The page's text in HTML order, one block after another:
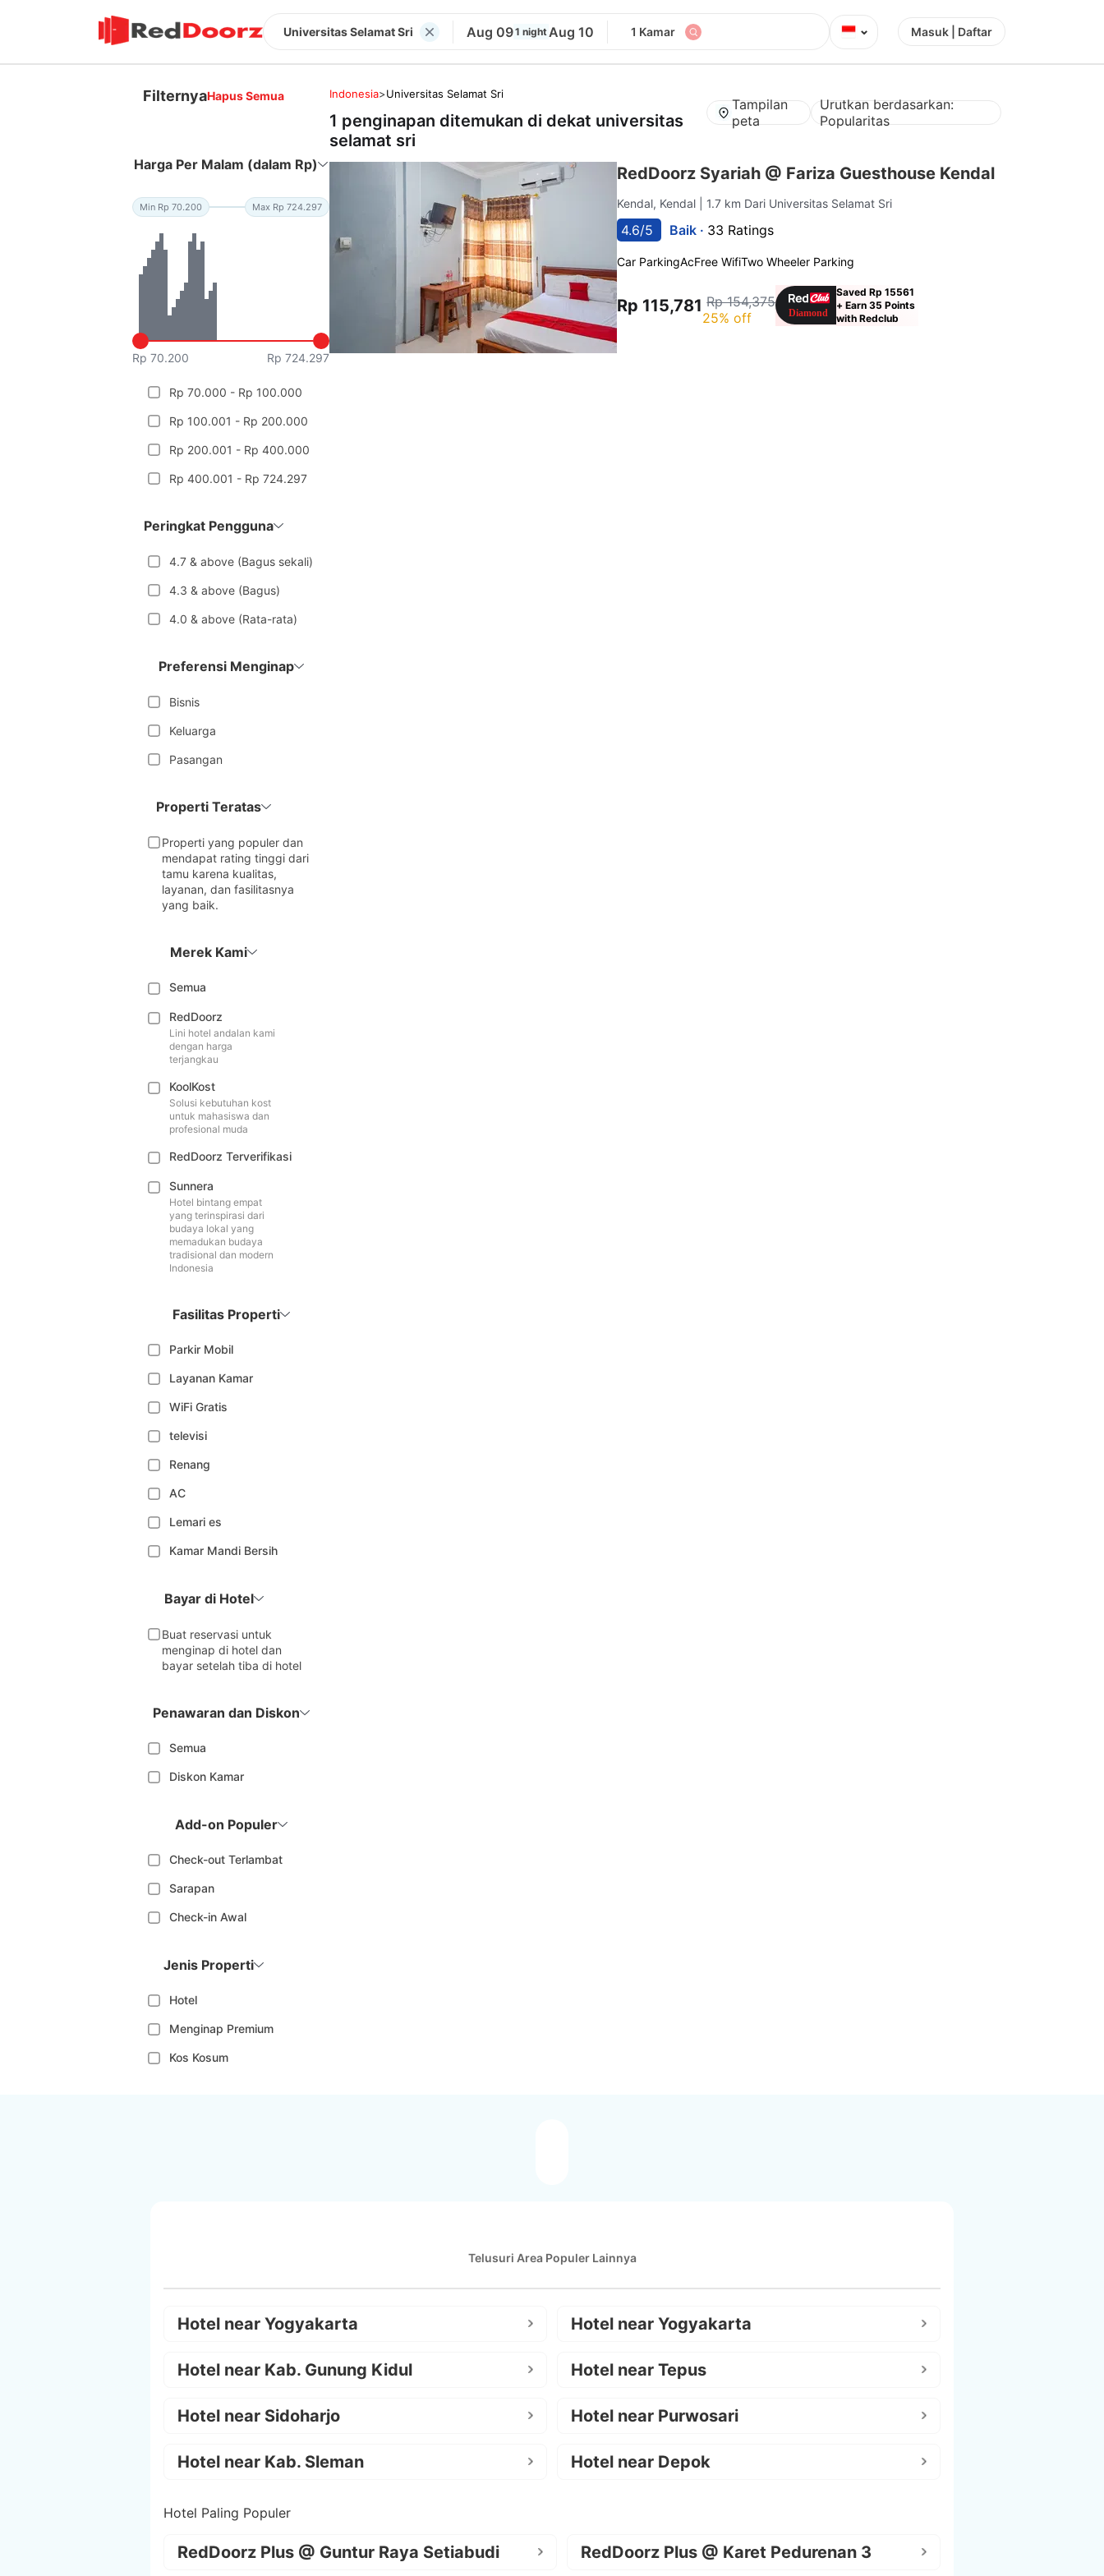
Universitas Selamat Sri Aug 091 night Aug 10 1 Kamar ⌄ Masuk | Daftar
FilternyaHapus Semua
Harga Per Malam (dalam Rp)
Min Rp 70.200 Max Rp 724.297
Rp 70.200 Rp 724.297
Rp 70.000 - Rp 100.000
Rp 100.001 - Rp 200.000
Rp 200.001 - Rp 400.000
Rp 400.001 - Rp 724.297
Peringkat Pengguna
4.7 & above (Bagus sekali)
4.3 & above (Bagus)
4.0 & above (Rata-rata)
Preferensi Menginap
Bisnis
Keluarga
Pasangan
Properti Teratas
Properti yang populer dan
mendapat rating tinggi dari
tamu karena kualitas,
layanan, dan fasilitasnya
yang baik.
Merek Kami
Semua
RedDoorz
Lini hotel andalan kami
dengan harga
terjangkau
KoolKost
Solusi kebutuhan kost
untuk mahasiswa dan
profesional muda
RedDoorz Terverifikasi
Sunnera
Hotel bintang empat
yang terinspirasi dari
budaya lokal yang
memadukan budaya
tradisional dan modern
Indonesia
Fasilitas Properti
Parkir Mobil
Layanan Kamar
WiFi Gratis
televisi
Renang
AC
Lemari es
Kamar Mandi Bersih
Bayar di Hotel
Buat reservasi untuk
menginap di hotel dan
bayar setelah tiba di hotel
Penawaran dan Diskon
Semua
Diskon Kamar
Add-on Populer
Check-out Terlambat
Sarapan
Check-in Awal
Jenis Properti
Hotel
Menginap Premium
Kos Kosum
Indonesia>Universitas Selamat Sri
1 penginapan ditemukan di dekat universitas
selamat sri
Tampilan
peta
Urutkan berdasarkan:
Popularitas
RedDoorz Syariah @ Fariza Guesthouse Kendal
Kendal, Kendal | 1.7 km Dari Universitas Selamat Sri
4.6/5 Baik · 33 Ratings
Car ParkingAcFree WifiTwo Wheeler Parking
Rp 115,781 Rp 154,375
25% off
Saved Rp 15561
+ Earn 35 Points
with Redclub
Telusuri Area Populer Lainnya
Hotel near Yogyakarta Hotel near Yogyakarta
Hotel near Kab. Gunung Kidul Hotel near Tepus
Hotel near Sidoharjo Hotel near Purwosari
Hotel near Kab. Sleman Hotel near Depok
Hotel Paling Populer
RedDoorz Plus @ Guntur Raya Setiabudi RedDoorz Plus @ Karet Pedurenan 3